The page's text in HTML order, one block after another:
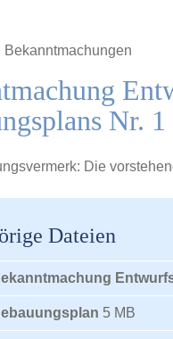
Bekanntmachungen
Nr.
Die
Dateien
5 MB